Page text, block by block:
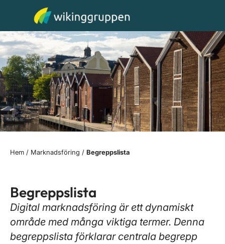
Hem / Marknadsföring / Begreppslista
Begreppslista
Digital marknadsföring är ett dynamiskt
område med många viktiga termer. Denna
begreppslista förklarar centrala begrepp